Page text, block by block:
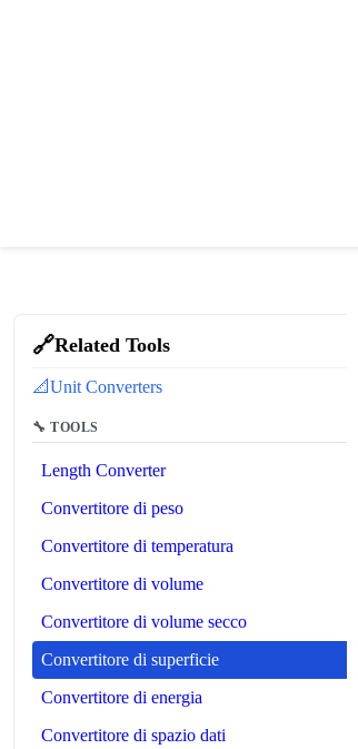
🔗Related Tools
📐Unit Converters
🔧 TOOLS
Length Converter
Convertitore di peso
Convertitore di temperatura
Convertitore di volume
Convertitore di volume secco
Convertitore di superficie
Convertitore di energia
Convertitore di spazio dati